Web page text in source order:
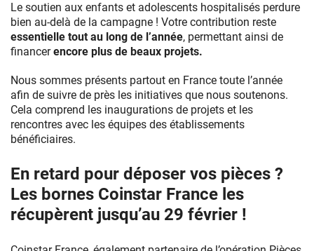
Le soutien aux enfants et adolescents hospitalisés perdure
bien au-delà de la campagne ! Votre contribution reste
essentielle tout au long de l’année, permettant ainsi de
financerencore plus de beaux projets.
Nous sommes présents partout en France toute l’année
afin de suivre de près les initiatives que nous soutenons.
Cela comprend les inaugurations de projets et les
rencontres avec les équipes des établissements
bénéficiaires.
En retard pour déposer vos pièces ?
Les bornes Coinstar France les
récupèrent jusqu’au 29 février !